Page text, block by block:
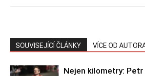
SOUVISEJÍCÍ ČLÁNKY VÍCE OD
Nejen kilometry: Petr